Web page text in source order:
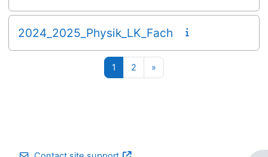
2024_2025_Physik_LK_Fach
1 Page 1
2 Page 2
»